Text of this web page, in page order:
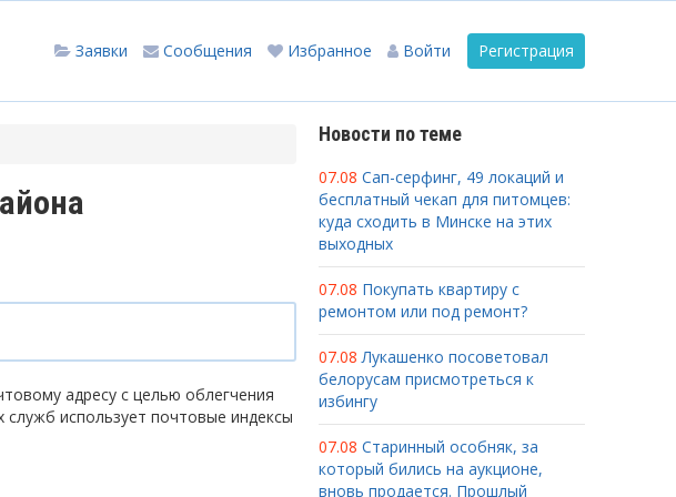
Регистрация
Войти
Избранное
Сообщения
Заявки
адресу с целью облегчения
использует почтовые индексы
Новости по теме
07.08 Сап-серфинг, 49 локаций и
бесплатный чекап для питомцев:
куда сходить в Минске на этих
выходных
07.08 Покупать квартиру с
ремонтом или под ремонт?
07.08 Лукашенко посоветовал
белорусам присмотреться к
избингу
07.08 Старинный особняк, за
который бились на аукционе,
вновь продается. Прошлый